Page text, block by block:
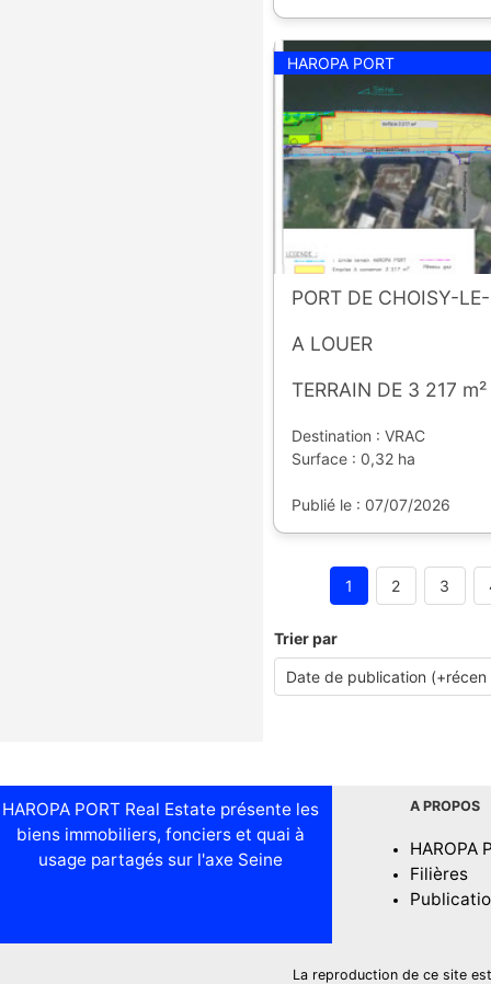
HAROPA PORT
PORT DE CHOISY-
A LOUER
TERRAIN DE 3 217 m²
Destination : VRAC
Surface : 0,32 ha
Publié le : 07/07/2026
1 2 3
Trier par
HAROPA PORT Real Estate présente les
biens immobiliers, fonciers et quai à
usage partagés sur l'axe Seine
A PROPOS
HAROPA
Filières
La reproduction de ce site